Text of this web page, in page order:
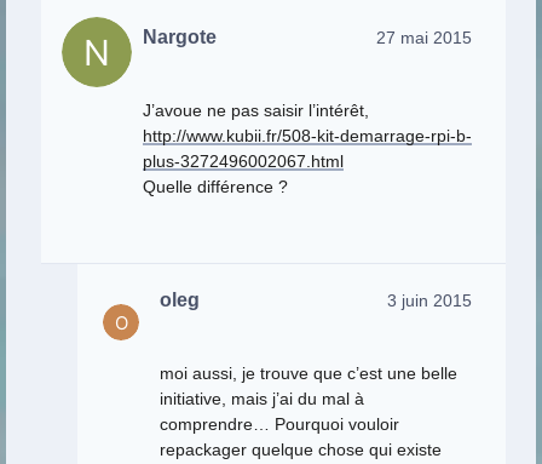
Nargote 27 mai 2015
J’avoue ne pas saisir l’intérêt,
http://www.kubii.fr/508-kit-demarrage-rpi-b-
plus-3272496002067.html
Quelle différence ?
oleg 3 juin 2015
moi aussi, je trouve que c’est une belle
initiative, mais j’ai du mal à
comprendre… Pourquoi vouloir
repackager quelque chose qui existe